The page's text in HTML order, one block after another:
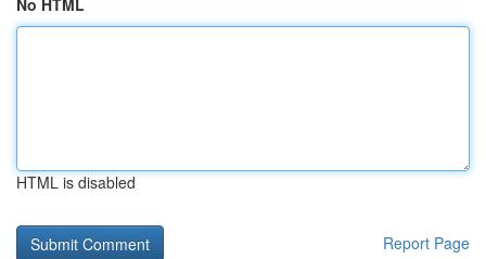
No HTML
HTML is disabled
Report Page